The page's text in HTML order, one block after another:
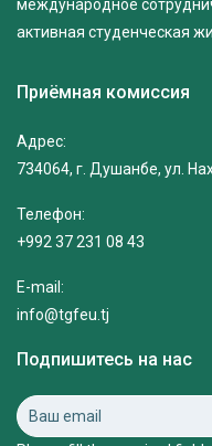
международное
активная студенческая
Приёмная комиссия
Адрес:
734064, г. Душанбе, ул.
Телефон:
+992 37 231 08 43
E-mail:
info@tgfeu.tj
Подпишитесь на нас